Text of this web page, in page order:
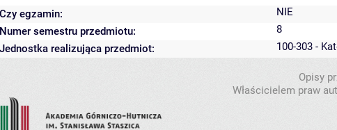
Czy egzamin:
NIE
Numer semestru przedmiotu:
8
Jednostka realizująca przedmiot:
100-303 -
Opisy
Właścicielem praw